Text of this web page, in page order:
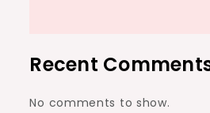
Recent
No comments to show.